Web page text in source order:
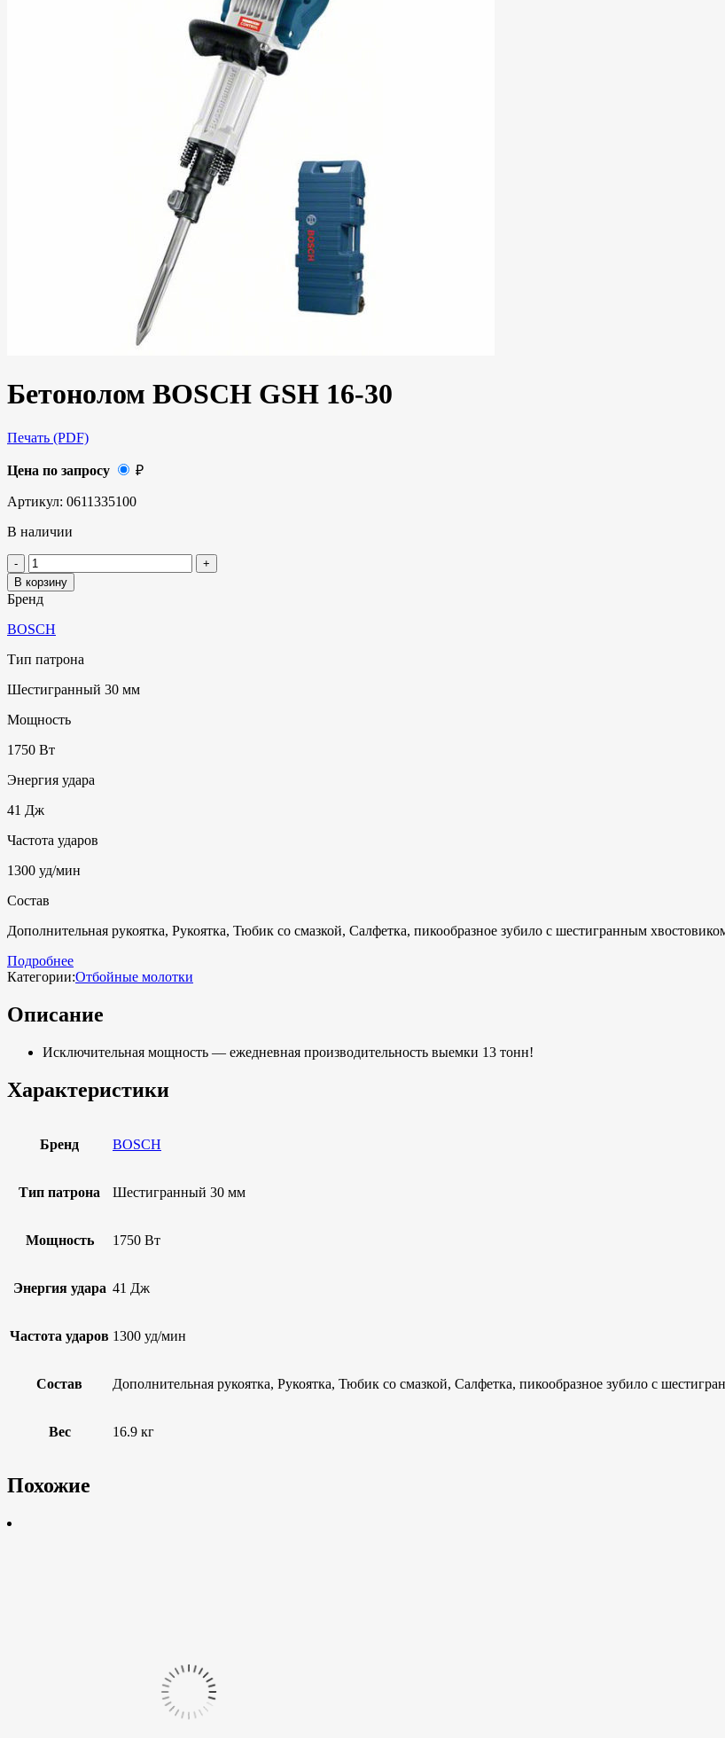
Бетонолом BOSCH GSH 16-30
Печать (PDF)
Цена по запросу ₽
Артикул: 0611335100
В наличии
В корзину
Бренд
BOSCH
Тип патрона
Шестигранный 30 мм
Мощность
1750 Вт
Энергия удара
41 Дж
Частота ударов
1300 уд/мин
Состав
Дополнительная рукоятка, Рукоятка, Тюбик со смазкой, Салфетка, пикообразное зубило с шестигранным
Подробнее
Категории:Отбойные молотки
Описание
Исключительная мощность — ежедневная производительность выемки 13 тонн!
Характеристики
Бренд BOSCH
Тип патрона Шестигранный 30 мм
Мощность 1750 Вт
Энергия удара 41 Дж
Частота ударов 1300 уд/мин
Состав Дополнительная рукоятка, Рукоятка, Тюбик со смазкой, Салфетка, пикообразное зубило с
Вес 16.9 кг
Похожие